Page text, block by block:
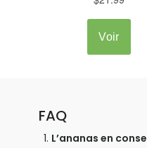
FAQ
L’ananas en